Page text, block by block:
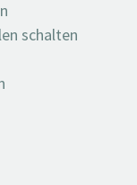
schalten